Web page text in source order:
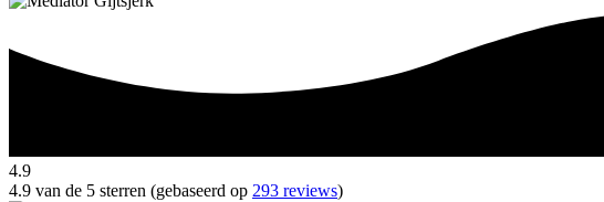
4.9
4.9 van de 5 sterren (gebaseerd op 293 reviews)